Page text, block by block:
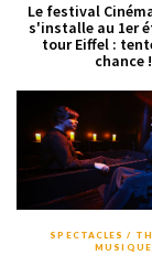
Le festival
s'installe au 1er
tour Eiffel :
chance !
SPECTACLES /
MUSIQUE